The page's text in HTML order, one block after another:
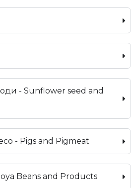
- Sunflower seed and
- Pigs and Pigmeat
Beans and Products